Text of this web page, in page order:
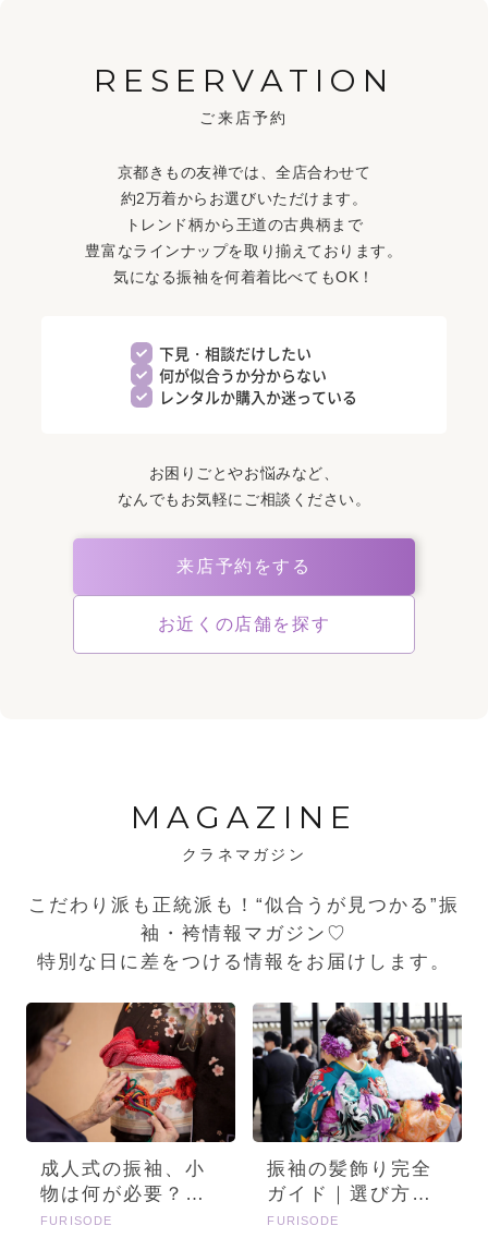
RESERVATION
ご来店予約
京都きもの友禅では、全店合わせて
約2万着からお選びいただけます。
トレンド柄から王道の古典柄まで
豊富なラインナップを取り揃えております。
気になる振袖を何着着比べてもOK！
下見・相談だけしたい
何が似合うか分からない
レンタルか購入か迷っている
お困りごとやお悩みなど、
なんでもお気軽にご相談ください。
来店予約をする
お近くの店舗を探す
MAGAZINE
クラネマガジン
こだわり派も正統派も！“似合うが見つかる”振
袖・袴情報マガジン♡
特別な日に差をつける情報をお届けします。
成人式の振袖、小
物は何が必要？画
像とセットで詳し
FURISODE
振袖の髪飾り完全
ガイド｜選び方・
種類・トレンドを
FURISODE